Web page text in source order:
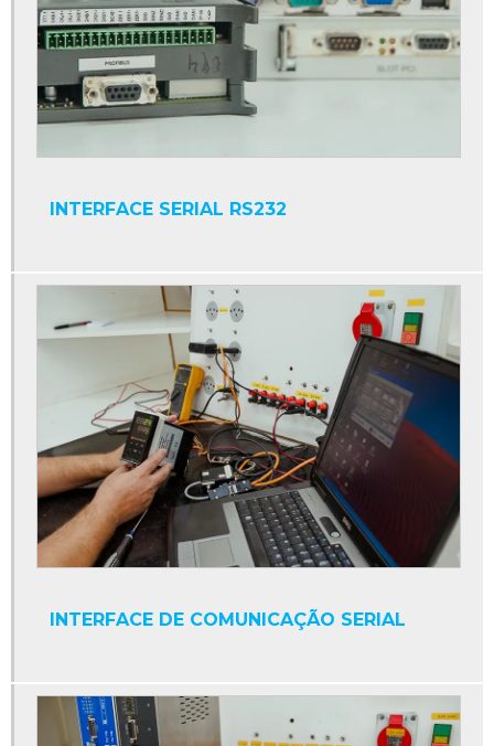
Conserto de placas eletrônicas sp
Conserto de sensores
Conserto de servomotores
Conversor cc para ca
Conversor de frequência
Conversor eletrônico de frequência
Conversores de potência
Cpu industrial
Display contador digital industrial
Display industrial
Display interface serial
Fonte 24v para clp
INTERFACE SERIAL RS232
INTERFACE DE COMUNICAÇÃO SERIAL